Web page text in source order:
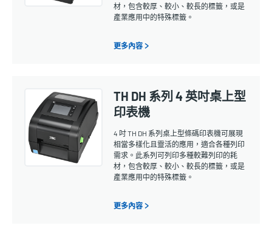
材，包含較厚、較小、較長的標籤，或是
產業應用中的特殊標籤。
更多內容 >
TH DH 系列 4 英吋桌上型
印表機
4 吋 TH DH 系列桌上型條碼印表機可展現
相當多樣化且靈活的應用，適合各種列印
需求。此系列可列印多種較難列印的耗
材，包含較厚、較小、較長的標籤，或是
產業應用中的特殊標籤。
更多內容 >